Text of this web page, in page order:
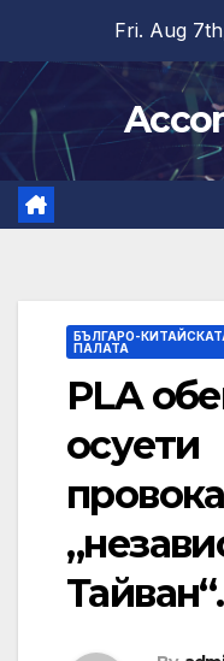
content
Fri. Aug
БЪЛГАРО-
ПАЛАТА
PLA
осуети
Тайван“.